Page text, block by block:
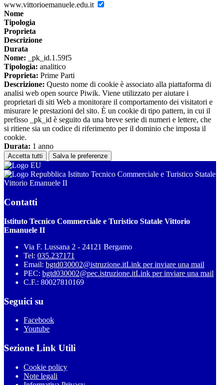
www.vittorioemanuele.edu.it
Nome
Tipologia
Proprieta
Descrizione
Durata
Nome: _pk_id.1.59f5
Tipologia: analitico
Proprieta: Prime Parti
Descrizione: Questo nome di cookie è associato alla piattaforma di
analisi web open source Piwik. Viene utilizzato per aiutare i
proprietari di siti Web a monitorare il comportamento dei visitatori e
misurare le prestazioni del sito. È un cookie di tipo pattern, in cui il
prefisso _pk_id è seguito da una breve serie di numeri e lettere, che
si ritiene sia un codice di riferimento per il dominio che imposta il
cookie.
Durata: 1 anno
Accetta tutti Salva le preferenze
Istituto Tecnico Commerciale e Turistico Statale
Vittorio Emanuele II
Contatti
Istituto Tecnico Commerciale e Turistico Statale Vittorio
Emanuele II
Via F. Lussana 2 - 24121 Bergamo
Tel: 035.237171
Email: bgtd030002@istruzione.itLink per inviare una mail
PEC: bgtd030002@pec.istruzione.itLink per inviare una mail
C.F.: 80027810169
Seguici su
Facebook
Youtube
Sezione Link Utili
Cookie policy
Note legali